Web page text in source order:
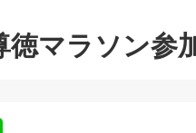
徳マラソン参